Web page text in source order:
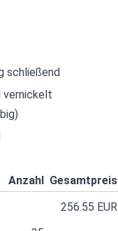
schließend
vernickelt
Anzahl Gesamtpreis
256.55 EUR